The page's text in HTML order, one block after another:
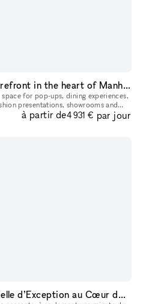
Light filled split level Storefront in the heart of Manhattan (with high ceilings and multiple rooms)
for pop-ups, dining experiences,
presentations, showrooms and
of 26' the two story s
à partir de4 931 € par jour
L’Expérience Événementielle d’Exception au Cœur de Bastille